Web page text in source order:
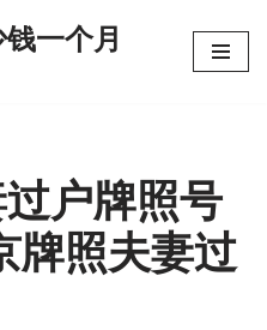
一个月
户牌照号
牌照夫妻过